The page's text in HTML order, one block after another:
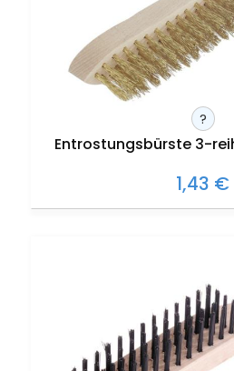
?
Entrostungsbürste 3-
1,43 €